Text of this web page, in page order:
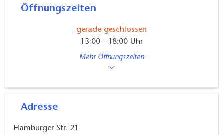
Öffnungszeiten
gerade geschlossen
13:00 - 18:00 Uhr
Mehr Öffnungszeiten
Adresse
Hamburger Str. 21